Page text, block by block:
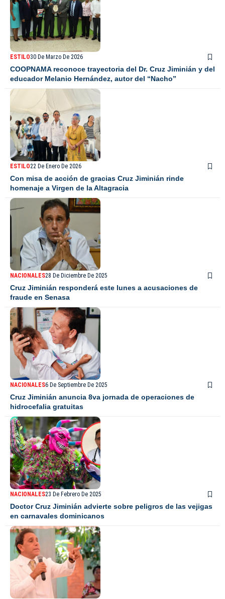
ESTILO30 De Marzo De 2026
COOPNAMA reconoce trayectoria del Dr. Cruz Jiminián y del
educador Melanio Hernández, autor del “Nacho”
ESTILO22 De Enero De 2026
Con misa de acción de gracias Cruz Jiminián rinde
homenaje a Virgen de la Altagracia
NACIONALES28 De Diciembre De 2025
Cruz Jiminián responderá este lunes a acusaciones de
fraude en Senasa
NACIONALES6 De Septiembre De 2025
Cruz Jiminián anuncia 8va jornada de operaciones de
hidrocefalia gratuitas
NACIONALES23 De Febrero De 2025
Doctor Cruz Jiminián advierte sobre peligros de las vejigas
en carnavales dominicanos